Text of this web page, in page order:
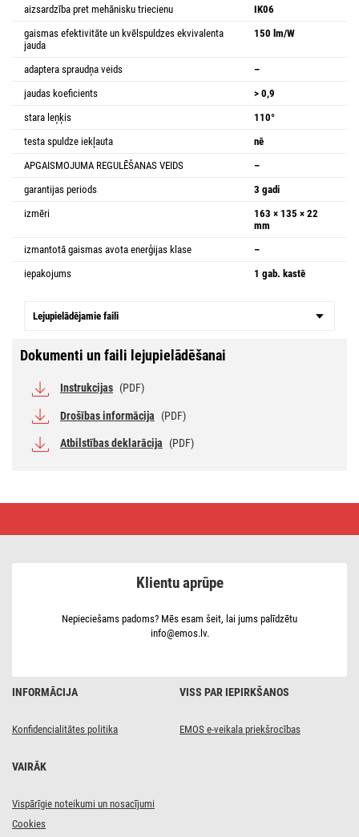
aizsardzība pret mehānisku triecienu
IK06
gaismas efektivitāte un kvēlspuldzes ekvivalenta
jauda
150 lm/W
adaptera spraudņa veids
–
jaudas koeficients
> 0,9
stara leņķis
110°
testa spuldze iekļauta
nē
APGAISMOJUMA REGULĒŠANAS VEIDS
–
garantijas periods
3 gadi
izmēri
163 × 135 × 22
mm
izmantotā gaismas avota enerģijas klase
–
iepakojums
1 gab. kastē
Lejupielādējamie faili
Dokumenti un faili lejupielādēšanai
Instrukcijas (PDF)
Drošības informācija (PDF)
Atbilstības deklarācija (PDF)
INFORMĀCIJA
Konfidencialitātes politika
VISS PAR IEPIRKŠANOS
EMOS e-veikala priekšrocības
VAIRĀK
Vispārīgie noteikumi un nosacījumi
Cookies
Klientu aprūpe
Nepieciešams padoms? Mēs esam šeit, lai jums palīdzētu
info@emos.lv.